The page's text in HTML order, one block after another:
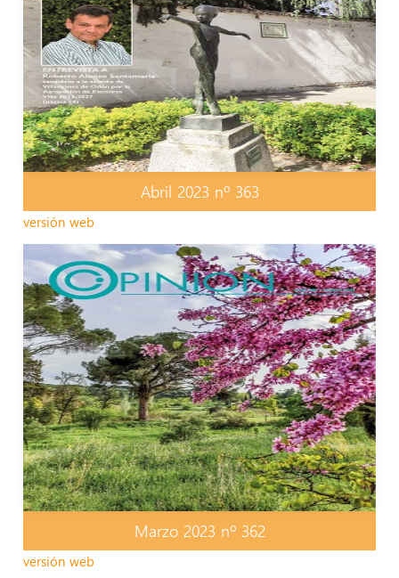
Abril 2023 nº 363
versión web
Marzo 2023 nº 362
versión web